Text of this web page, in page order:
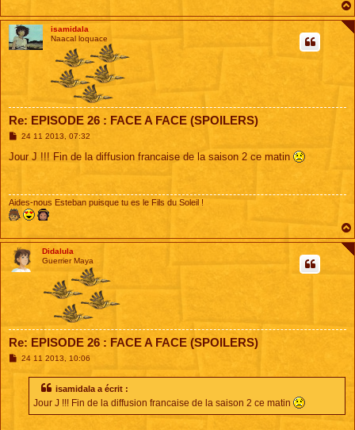
isamidala
Naacal loquace
Re: EPISODE 26 : FACE A FACE (SPOILERS)
M
s
24 11 2013, 07:32
Jour J !!! Fin de la diffusion francaise de la saison 2 ce matin
Aides-nous Esteban puisque tu es le Fils du Soleil !
Didalula
Guerrier Maya
Re: EPISODE 26 : FACE A FACE (SPOILERS)
M24 11 2013, 10:06
isamidala a écrit :
Jour J !!! Fin de la diffusion francaise de la saison 2 ce matin